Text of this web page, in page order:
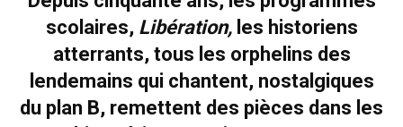
scolaires, Libération, les historiens
atterrants, tous les orphelins des
lendemains qui chantent, nostalgiques
du plan B, remettent des pièces dans les